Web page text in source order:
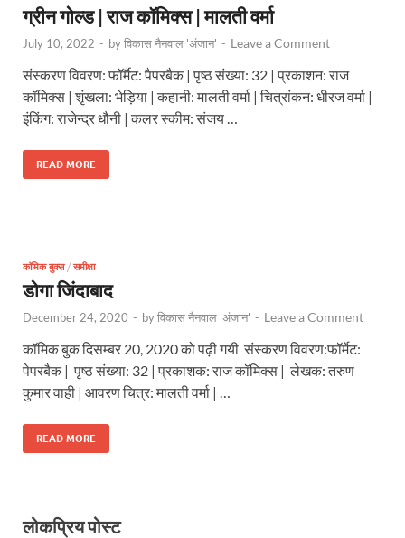
ग्रीन गोल्ड | राज कॉमिक्स | मालती वर्मा
July 10, 2022 - byविकास नैनवाल 'अंजान' - Leave a Comment
संस्करण विवरण: फॉर्मैट: पैपरबैक | पृष्ठ संख्या: 32 | प्रकाशन: राज
कॉमिक्स | शृंखला: भेड़िया | कहानी: मालती वर्मा | चित्रांकन: धीरज वर्मा |
इंकिंग: राजेन्द्र धौनी | कलर स्कीम: संजय …
READ MORE
कॉमिक बुक्स/ समीक्षा
डोगा जिंदाबाद
December 24, 2020 - byविकास नैनवाल 'अंजान' - Leave a Comment
कॉमिक बुक दिसम्बर 20, 2020 को पढ़ी गयी संस्करण विवरण:फॉर्मेट:
पेपरबैक | पृष्ठ संख्या: 32 | प्रकाशक: राज कॉमिक्स | लेखक: तरुण
कुमार वाही | आवरण चित्र: मालती वर्मा | …
READ MORE
लोकप्रिय पोस्ट